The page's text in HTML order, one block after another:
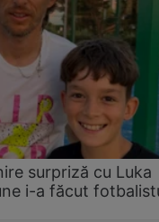
surpriză cu Luka
i-a făcut